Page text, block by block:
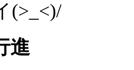
(>_<)/
進